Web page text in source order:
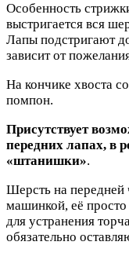
Особенность
выстригается вся
Лапы подстригают
зависит от
На кончике хвоста
помпон.
Присутствует
передних лапах, в
«штанишки».
Шерсть на передней
машинкой, её
для устранения
обязательно